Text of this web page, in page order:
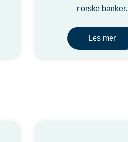
norske banker.
Les mer